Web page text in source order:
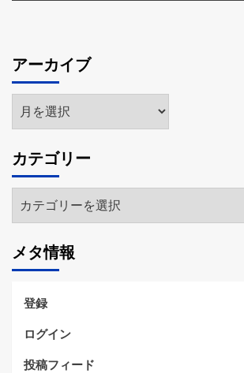
アーカイブ
ア
ー
イ
ブ
カテゴリー
テ
リ
ー
メタ情報
登録
ログイン
投稿フィード